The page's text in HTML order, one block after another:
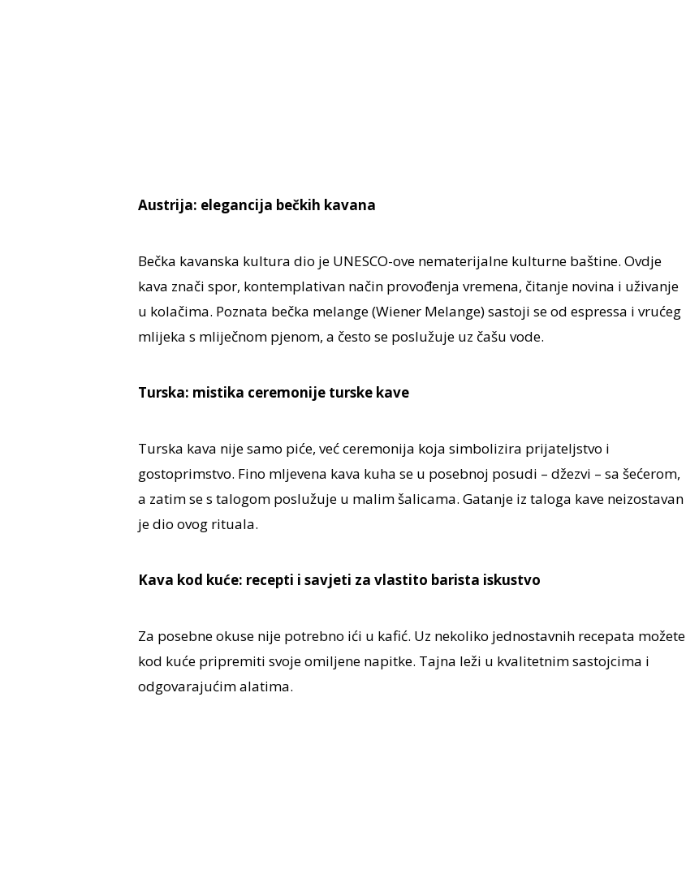
Austrija: elegancija bečkih kavana
Bečka kavanska kultura dio je UNESCO-ove nematerijalne kulturne baštine. Ovdje
kava znači spor, kontemplativan način provođenja vremena, čitanje novina i uživanje
u kolačima. Poznata bečka melange (Wiener Melange) sastoji se od espressa i vrućeg
mlijeka s mliječnom pjenom, a često se poslužuje uz čašu vode.
Turska: mistika ceremonije turske kave
Turska kava nije samo piće, već ceremonija koja simbolizira prijateljstvo i
gostoprimstvo. Fino mljevena kava kuha se u posebnoj posudi – džezvi – sa šećerom,
a zatim se s talogom poslužuje u malim šalicama. Gatanje iz taloga kave neizostavan
je dio ovog rituala.
Kava kod kuće: recepti i savjeti za vlastito barista iskustvo
Za posebne okuse nije potrebno ići u kafić. Uz nekoliko jednostavnih recepata možete
kod kuće pripremiti svoje omiljene napitke. Tajna leži u kvalitetnim sastojcima i
odgovarajućim alatima.